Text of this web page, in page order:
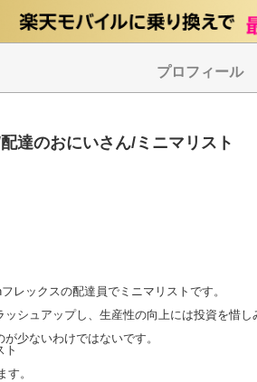
プロフィール
達のおにいさん/ミニマリスト
レックスの配達員でミニマリストです。
シュアップし、生産性の向上には投資を惜し
少ないわけではないです。
ト
す。